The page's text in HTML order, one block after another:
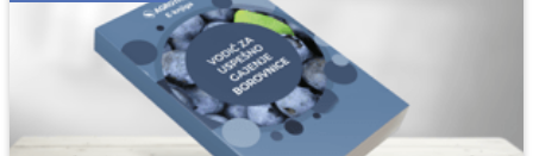
Komentar* obavezno